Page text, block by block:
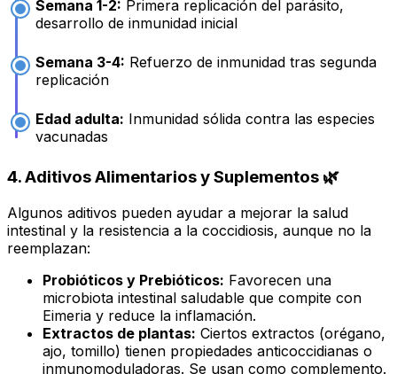
Semana 1-2: Primera replicación del parásito,
desarrollo de inmunidad inicial
Semana 3-4: Refuerzo de inmunidad tras segunda
replicación
Edad adulta: Inmunidad sólida contra las especies
vacunadas
4. Aditivos Alimentarios y Suplementos 🌿
Algunos aditivos pueden ayudar a mejorar la salud
intestinal y la resistencia a la coccidiosis, aunque no la
reemplazan:
Probióticos y Prebióticos: Favorecen una
microbiota intestinal saludable que compite con
Eimeria y reduce la inflamación.
Extractos de plantas: Ciertos extractos (orégano,
ajo, tomillo) tienen propiedades anticoccidianas o
inmunomoduladoras. Se usan como complemento.